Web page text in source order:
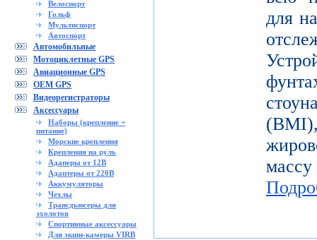
Велоспорт
Гольф
Мультиспорт
Автоспорт
Автомобильные
Мотоциклетные GPS
Авиационные GPS
OEM GPS
Видеорегистраторы
Аксессуары
Наборы (крепление +
питание)
Морские крепления
Крепления на руль
Адаперы от 12В
Адаптеры от 220В
Аккумуляторы
Чехлы
Трансдьюсеры для
эхолотов
Спортивные аксессуары
Для экшн-камеры VIRB
для